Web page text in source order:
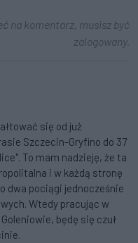
na komentarz, musisz być
zalogowany.
się od już
Szczecin-Gryfino do 37
To mam nadzieję, że ta
i w każdą stronę
dwa pociągi jednocześnie
Wtedy pracując w
będę się czuł